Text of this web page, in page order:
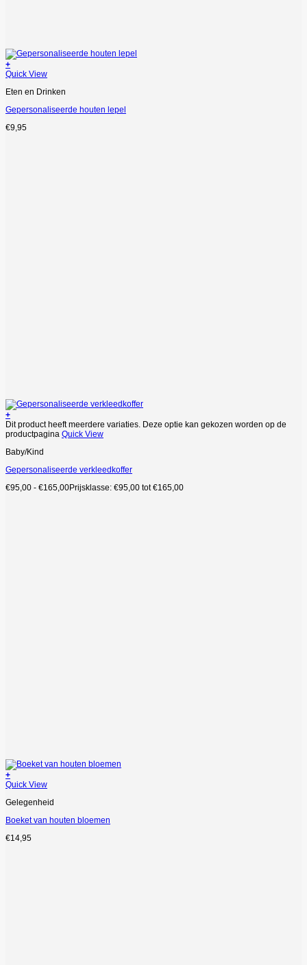
+
Quick View
Eten en Drinken
Gepersonaliseerde houten lepel
€9,95
+
Dit product heeft meerdere variaties. Deze optie kan gekozen worden op de
productpagina Quick View
Baby/Kind
Gepersonaliseerde verkleedkoffer
€95,00 - €165,00Prijsklasse: €95,00 tot €165,00
+
Quick View
Gelegenheid
Boeket van houten bloemen
€14,95